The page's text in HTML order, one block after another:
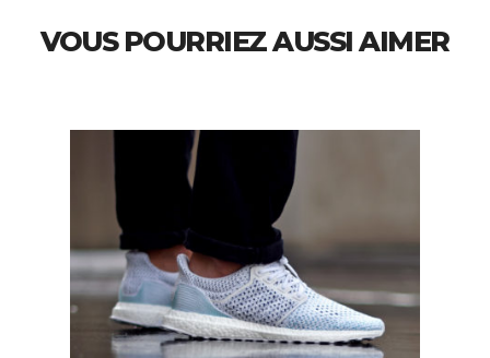
VOUS POURRIEZ AUSSI AIMER